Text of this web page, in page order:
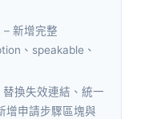
新增完整
、speakable、
換失效連結、統一
增申請步驟區塊與